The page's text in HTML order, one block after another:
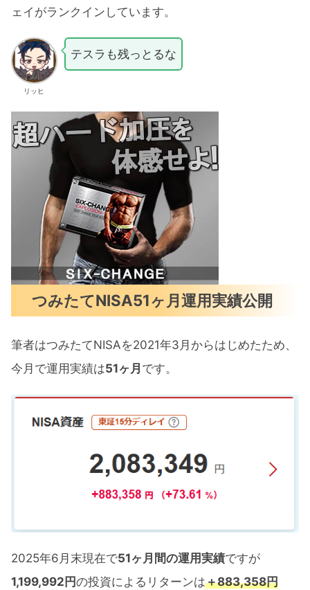
ェイがランクインしています。
リッヒ
テスラも残っとるな
つみたてNISA51ヶ月運用実績公開
筆者はつみたてNISAを2021年3月からはじめたため、
今月で運用実績は51ヶ月 です。
2025年6月末現在で51ヶ月間の運用実績ですが
1,199,992円の投資によるリターンは＋883,358円